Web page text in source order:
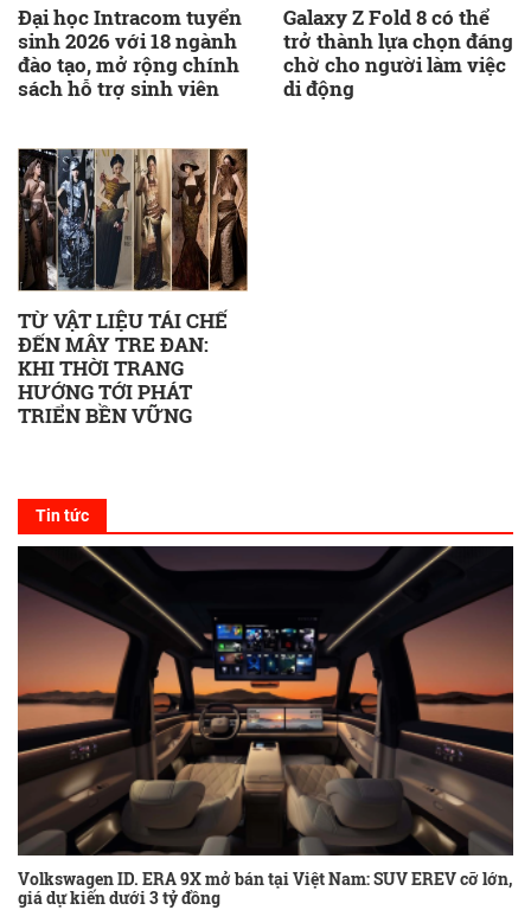
Đại học Intracom tuyển
sinh 2026 với 18 ngành
đào tạo, mở rộng chính
sách hỗ trợ sinh viên
Galaxy Z Fold 8 có thể
trở thành lựa chọn đáng
chờ cho người làm việc
di động
TỪ VẬT LIỆU TÁI CHẾ
ĐẾN MÂY TRE ĐAN:
KHI THỜI TRANG
HƯỚNG TỚI PHÁT
TRIỂN BỀN VỮNG
Tin tức
Volkswagen ID. ERA 9X mở bán tại Việt Nam: SUV EREV cỡ lớn,
giá dự kiến dưới 3 tỷ đồng